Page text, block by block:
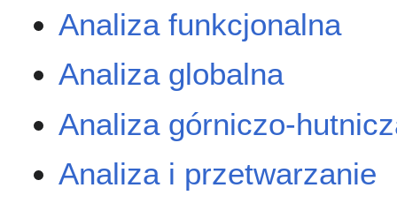
Analiza funkcjonalna
Analiza globalna
Analiza górniczo-
Analiza i przetwarzanie